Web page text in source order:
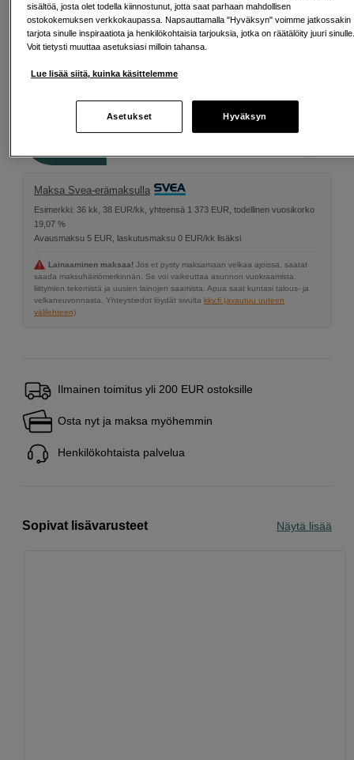
30TB
1 049 EUR
Lisää ostoskoriin
Maksa Svea-erämaksulla
Esimerkki: 36 kk, 38 EUR/kk, yhteensä 1 373 EUR, todellinen vuosikorko
19,07 %
Avausmaksu 5 EUR, laskutusmaksu 0 EUR/kk lisäksi
Lainaaminen maksaa! Jos et pysty maksamaan velkaa ajoissa, saatat
saada maksuhäiriömerkinnän. Se voi vaikeuttaa asunnon vuokraamista,
liittymien tekemistä ja uusien lainojen saamista. Apua saat kuntasi talous- ja
velkaneuvonnasta. Yhteystiedot löydät sivulta kkv.fi (avautuu uuteen
välilehteen)
Ilmainen toimitus yli 200 EUR ostoksille
Osta nyt ja maksa myöhemmin
Henkilökohtaista palvelua
Sopivat lisävarusteet Näytä lisää
sisältöä, josta olet todella kiinnostunut, jotta saat parhaan mahdollisen
ostokokemuksen verkkokaupassa. Napsauttamalla "Hyväksyn" voimme jatkossakin
tarjota sinulle inspiraatiota ja henkilökohtaisia tarjouksia, jotka on räätälöity juuri
Voit tietysti muuttaa asetuksiasi milloin tahansa.
Lue lisää siitä, kuinka käsittelemme
Asetukset Hyväksyn